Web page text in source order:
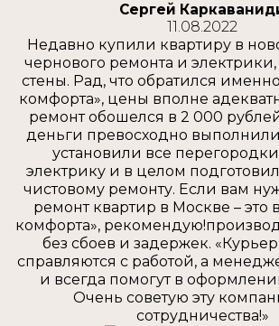
Сергей
11.08.2022
Недавно купили квартиру в
чернового ремонта и электрики,
стены. Рад, что обратился
комфорта», цены вполне
ремонт обошелся в 2 000 рублей
деньги превосходно выполнили
установили все
электрику и в целом
чистовому ремонту. Если вам
ремонт квартир в Москве – это
комфорта»,
без сбоев и задержек.
справляются с работой, а
и всегда помогут в
Очень советую эту
сотрудничества!»